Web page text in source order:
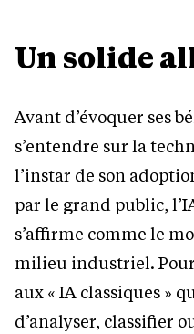
Un solide
Avant d’évoquer ses
s’entendre sur la
l’instar de son
par le grand public,
s’affirme comme le
milieu industriel.
aux « IA classiques »
d’analyser, classifier